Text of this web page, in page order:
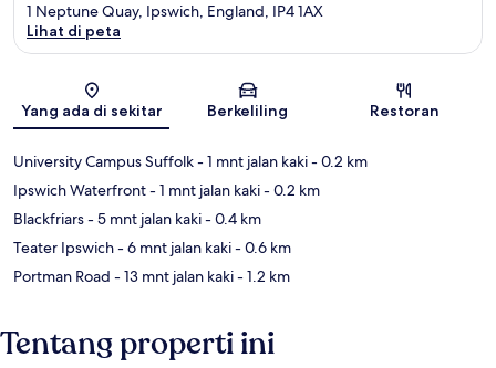
Peta
1 Neptune Quay, Ipswich, England, IP4 1AX
Lihat di peta
Yang ada di sekitar Berkeliling Restoran
University Campus Suffolk- 1 mnt jalan kaki- 0.2 km
Ipswich Waterfront- 1 mnt jalan kaki- 0.2 km
Blackfriars- 5 mnt jalan kaki- 0.4 km
Teater Ipswich- 6 mnt jalan kaki- 0.6 km
Portman Road - 13 mnt jalan kaki- 1.2 km
Tentang properti ini